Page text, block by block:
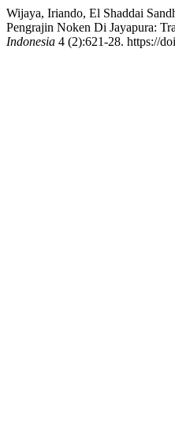
Wijaya, Iriando, El Shaddai
Pengrajin Noken Di Jayapura:
Indonesia 4 (2):621-28. https://